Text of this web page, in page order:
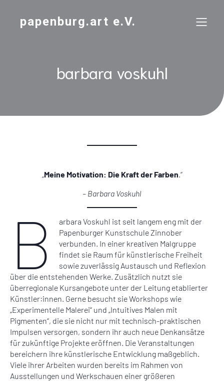
papenburg.art e.V.
barbara voskuhl
„Meine Motivation: Die Kraft der Farben.“
– Barbara Voskuhl
B
arbara Voskuhl ist seit langem eng mit der
Papenburger Kunstschule Zinnober
verbunden. In einer kreativen Malgruppe
findet sie Raum für künstlerische Freiheit
sowie zuverlässig Austausch und Reflexion
über die entstehenden Werke. Zusätzlich nutzt sie
überregionale Kursangebote unter der Leitung etablierter
Künstler:innen. Gerne besucht sie Workshops wie
„Experimentelle Malerei“ und „Intuitives Malen mit
Pigmenten“, die sie nicht nur mit technisch-praktischen
Impulsen versorgen, sondern ihr auch neue Denkansätze
für zukünftige Projekte eröffnen. Die Veranstaltungen
bereichern ihre künstlerische Entwicklung maßgeblich.
Viele ihrer Arbeiten wurden bereits im Rahmen von
Ausstellungen und Werkschauen einer größeren